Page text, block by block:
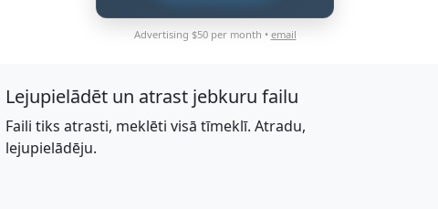
Advertising $50 per month • email
Lejupielādēt un atrast jebkuru failu
Faili tiks atrasti, meklēti visā tīmeklī. Atradu,
lejupielādēju.